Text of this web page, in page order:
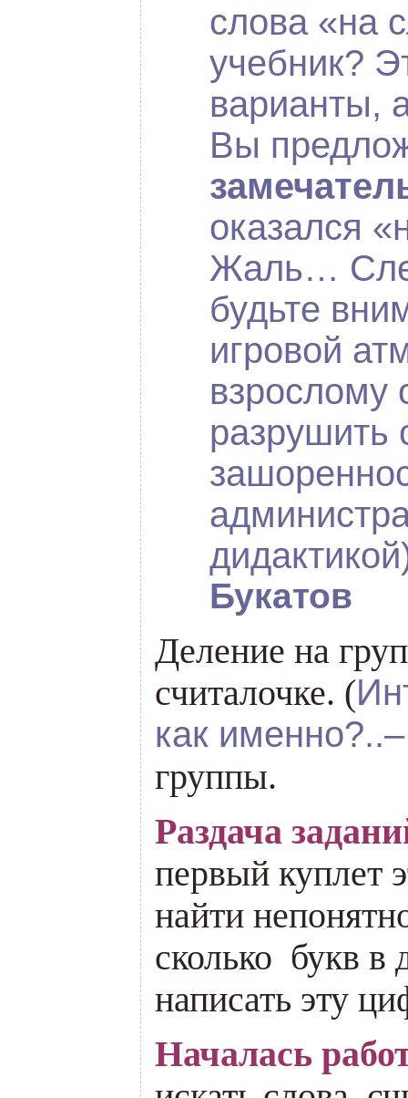
слова «на
учебник?
варианты,
Вы
оказался
Жаль…
будьте
игровой
взрослому
разрушить
Букатов
Деление на
считалочке. (
как
группы.
Раздача
первый куплет
найти
сколько букв в
написать эту
Началась